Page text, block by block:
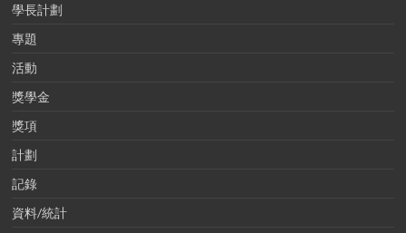
學長計劃
專題
活動
獎學金
獎項
計劃
記錄
資料/統計